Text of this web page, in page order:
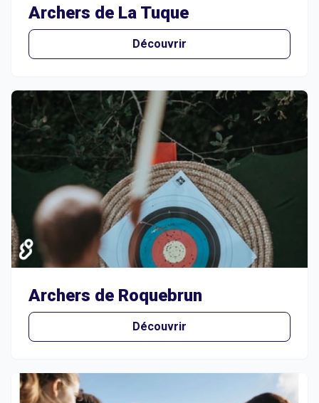
Archers de La Tuque
Découvrir
Archers de Roquebrun
Découvrir